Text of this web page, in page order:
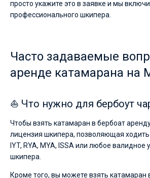
просто укажите это в заявке и мы
профессионального шкипера.
Часто задаваемые
аренде катамарана на
⛵ Что нужно для бербоут
Чтобы взять катамаран в бербоат
лицензия шкипера, позволяющая
IYT, RYA, MYA, ISSA или любое валидное
шкипера.
Кроме того, вы можете взять катамаран